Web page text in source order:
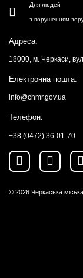
Для людей
з порушенням
Адреса:
18000, м. Черкаси,
Електронна пошта:
info@chmr.gov.ua
Телефон:
+38 (0472) 36-01-70
© 2026 Черкаська